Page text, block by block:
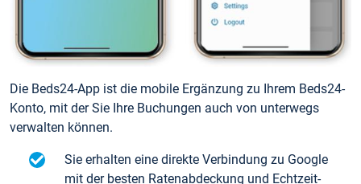
Die Beds24-App ist die mobile Ergänzung zu Ihrem Beds24-
Konto, mit der Sie Ihre Buchungen auch von unterwegs
verwalten können.
Sie erhalten eine direkte Verbindung zu Google
mit der besten Ratenabdeckung und Echtzeit-